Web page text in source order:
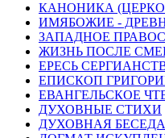
КАНОНИКА
ИМЯБОЖИЕ -
ЗАПАДНОЕ
ЖИЗНЬ ПОСЛЕ
ЕРЕСЬ
ЕПИСКОП
ЕВАНГЕЛЬСКОЕ
ДУХОВНЫЕ СТИХИ
ДУХОВНАЯ БЕСЕДА